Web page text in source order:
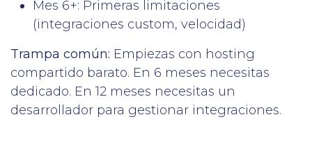
Mes 6+: Primeras limitaciones
(integraciones custom, velocidad)
Trampa común: Empiezas con hosting
compartido barato. En 6 meses necesitas
dedicado. En 12 meses necesitas un
desarrollador para gestionar integraciones.